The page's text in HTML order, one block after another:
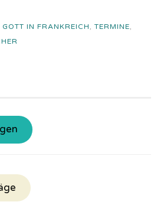
GOTT IN FRANKREICH, TERMINE,